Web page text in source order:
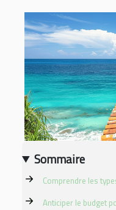
Sommaire
Comprendre les
Anticiper le budget